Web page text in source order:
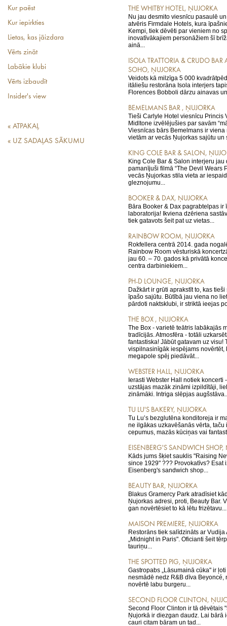
Kur paēst
Kur iepirkties
Lietas, kas jāizdara
Vērts zināt
Labākie klubi
Vērts izbaudīt
Insider's view
« ATPAKAĻ
« UZ SADAĻAS SĀKUMU
THE WHITBY HOTEL, ŅUJORKA
Nu jau desmito viesnīcu pasaulē
atvēris Firmdale Hotels, kura
Kempi, tiek dēvēti par vieniem no
inovatīvākajiem personāžiem šī
ainā...
ISOLA TRATTORIA & CRUDO
SOHO, ŅUJORKA
Veidots kā milzīga 5 000
itāliešu restorāna Isola interjers
Florences Bobboli dārzu ainavas
BEMELMANS BAR , ŅUJORKA
Tieši Carlyle Hotel viesnīcu Princis
Midltone izvēlējušies par savām
Viesnīcas bārs Bemelmans ir
vietām ar vecās Ņujorkas sajūtu un
KING COLE BAR & SALON,
King Cole Bar & Salon interjeru jau
pamanījuši filmā “The Devil Wears
vecās Ņujorkas stila vieta ar
gleznojumu...
BOOKER & DAX, ŅUJORKA
Bāra Booker & Dax pagrabtelpas ir
laboratorija! Ikviena dzēriena
tiek gatavots šeit pat uz vietas...
RAINBOW ROOM, ŅUJORKA
Rokfellera centrā 2014. gada
Rainbow Room vēsturiskā
jau 60. – 70. gados kā privātā
centra darbiniekiem...
PH-D LOUNGE, ŅUJORKA
Dažkārt ir grūti aprakstīt to, kas
īpašo sajūtu. Būtībā jau viena no
pārdoti naktsklubi, ir striktā ieejas
THE BOX , ŅUJORKA
The Box - varietē teātris labākajās
tradīcijās. Atmosfēra - totāli
fantastiska! Jābūt gatavam uz visu!
vispilnasinīgāk iespējams novērtēt,
megapole spēj piedāvāt...
WEBSTER HALL, ŅUJORKA
Ierasti Webster Hall notiek koncerti
uzstājas mazāk zināmi izpildītāji,
zināmāki. Intriga slēpjas
TU LU'S BAKERY, ŅUJORKA
Tu Lu’s bezglutēna konditoreja ir
ne ilgākas uzkavēšanās vērta, taču
cepumus, mazās kūciņas vai
EISENBERG'S SANDWICH SHOP,
Kāds jums šķiet sauklis "Raising
since 1929" ??? Provokatīvs? Esat
Eisenberg's sandwich shop...
BEAUTY BAR, ŅUJORKA
Blakus Gramercy Park atradīsiet
Ņujorkas adresi, proti, Beauty Bar.
gan novērtēsiet to kā lētu frizētavu...
MAISON PREMIERE, ŅUJORKA
Restorāns tiek salīdzināts ar
„Midnight in Paris". Oficianti šeit
tauriņu...
THE SPOTTED PIG, ŅUJORKA
Gastropabs „Lāsumainā cūka" ir
nesmādē nedz R&B dīva Beyoncé,
novērtē labu burgeru...
SECOND FLOOR CLINTON,
Second Floor Clinton ir tā dēvētais
Ņujorkā ir diezgan daudz. Lai bārā
cauri citam bāram un tad...